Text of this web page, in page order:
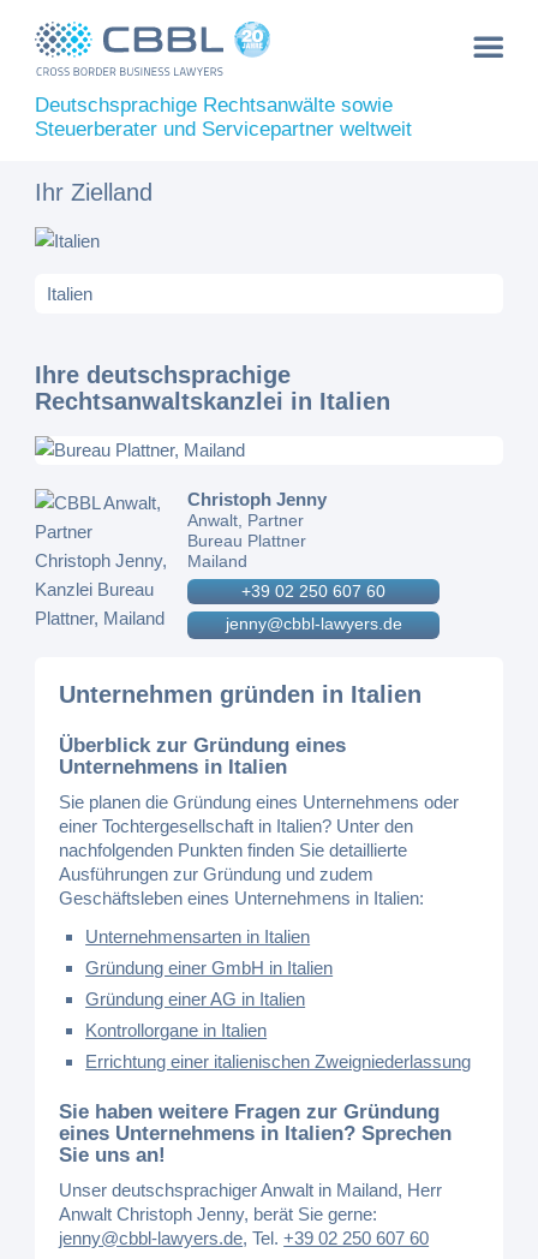
Deutschsprachige Rechtsanwälte sowie
Steuerberater und Servicepartner weltweit
Ihr Zielland
Ihre deutschsprachige
Rechtsanwaltskanzlei in Italien
Christoph Jenny
Anwalt, Partner
Bureau Plattner
Mailand
+39 02 250 607 60
jenny@cbbl-lawyers.de
Unternehmen gründen in Italien
Überblick zur Gründung eines
Unternehmens in Italien
Sie planen die Gründung eines Unternehmens oder
einer Tochtergesellschaft in Italien? Unter den
nachfolgenden Punkten finden Sie detaillierte
Ausführungen zur Gründung und zudem
Geschäftsleben eines Unternehmens in Italien:
Unternehmensarten in Italien
Gründung einer GmbH in Italien
Gründung einer AG in Italien
Kontrollorgane in Italien
Errichtung einer italienischen Zweigniederlassung
Sie haben weitere Fragen zur Gründung
eines Unternehmens in Italien? Sprechen
Sie uns an!
Unser deutschsprachiger Anwalt in Mailand, Herr
Anwalt Christoph Jenny, berät Sie gerne:
jenny@cbbl-lawyers.de,Tel.+39 02 250 607 60